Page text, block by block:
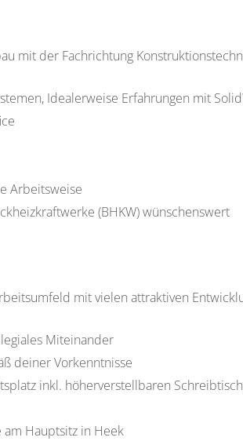
mit der Fachrichtung
Idealerweise Erfahrungen mit
Arbeitsweise
(BHKW) wünschenswert
mit vielen attraktiven
Miteinander
deiner Vorkenntnisse
inkl. höherverstellbaren Schreibtisch
am Hauptsitz in Heek